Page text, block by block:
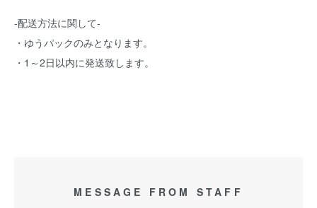
-配送方法に関して-
・ゆうパックのみとなります。
・1～2日以内に発送致します。
MESSAGE FROM STAFF